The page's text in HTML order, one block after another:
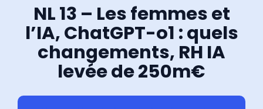
NL 13 – Les femmes et
l’IA, ChatGPT-o1 : quels
changements, RH IA
levée de 250m€